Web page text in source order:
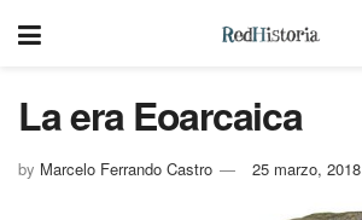
La era Eoarcaica
by Marcelo Ferrando Castro 25 marzo, 2018